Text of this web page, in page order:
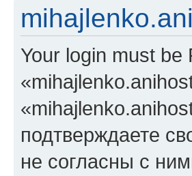
Your login must
подтверждаете
не согласны с